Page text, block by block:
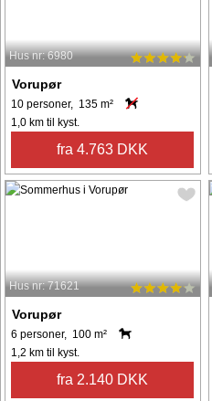
Hus nr: 6980
Vorupør
10 personer, 135 m²
1,0 km til kyst.
fra 4.763 DKK
Hus nr: 71621
Vorupør
6 personer, 100 m²
1,2 km til kyst.
fra 2.140 DKK